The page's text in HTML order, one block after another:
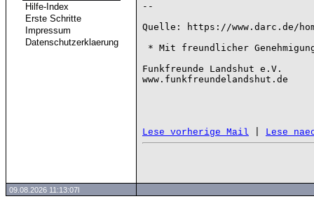
Hilfe-Index
Erste Schritte
Impressum
Datenschutzerklaerung
--
Quelle: https://www.darc.de/
Funkfreunde Landshut e.V.
www.funkfreundelandshut.de
Lese vorherige Mail Lese
09.08.2026 11:13:07l